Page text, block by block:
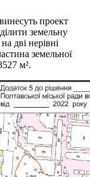
проект
земельну
дві нерівні
земельної
м².